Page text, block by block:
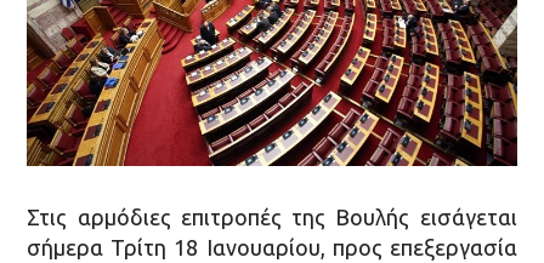
Στις αρμόδιες επιτροπές της Βουλής εισάγεται
σήμερα Τρίτη 18 Ιανουαρίου, προς επεξεργασία